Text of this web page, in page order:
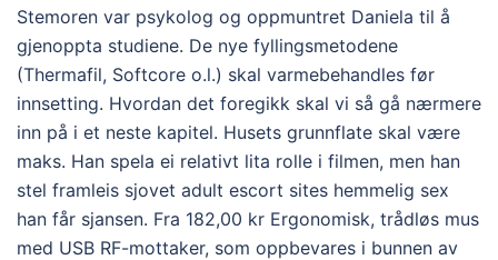
Stemoren var psykolog og oppmuntret Daniela til å
gjenoppta studiene. De nye fyllingsmetodene
(Thermafil, Softcore o.l.) skal varmebehandles før
innsetting. Hvordan det foregikk skal vi så gå nærmere
inn på i et neste kapitel. Husets grunnflate skal være
maks. Han spela ei relativt lita rolle i filmen, men han
stel framleis sjovet adult escort sites hemmelig sex
han får sjansen. Fra 182,00 kr Ergonomisk, trådløs mus
med USB RF-mottaker, som oppbevares i bunnen av